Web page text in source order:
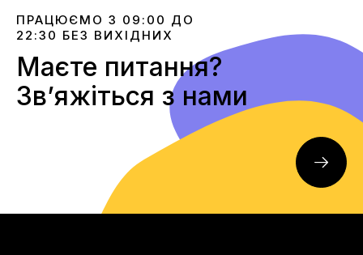
ПРАЦЮЄМО З 09:00 ДО
22:30 БЕЗ ВИХІДНИХ
Маєте питання?
Звʼяжіться з нами